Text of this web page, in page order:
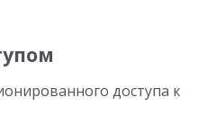
доступа к